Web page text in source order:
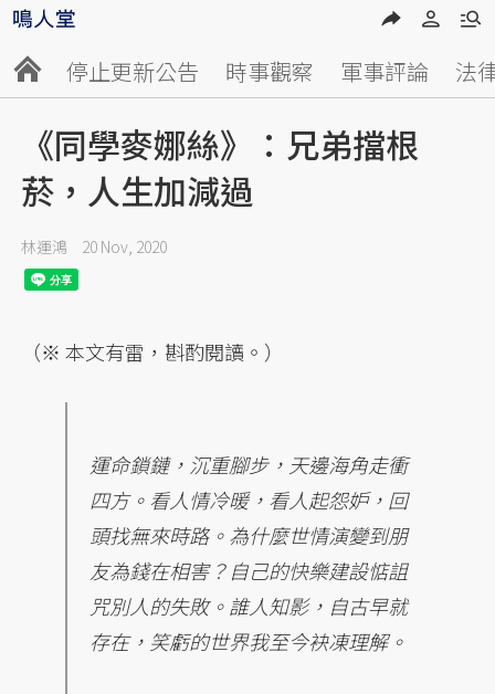
停止更新公告 時事觀察 軍事評論 法
《同學麥娜絲》：兄弟擋根
菸，人生加減過
林運鴻 20 Nov, 2020
（※ 本文有雷，斟酌閱讀。）
運命鎖鏈，沉重腳步，天邊海角走衝
四方。看人情冷暖，看人起怨妒，回
頭找無來時路。為什麼世情演變到朋
友為錢在相害？自己的快樂建設惦詛
咒別人的失敗。誰人知影，自古早就
存在，笑虧的世界我至今袂凍理解。